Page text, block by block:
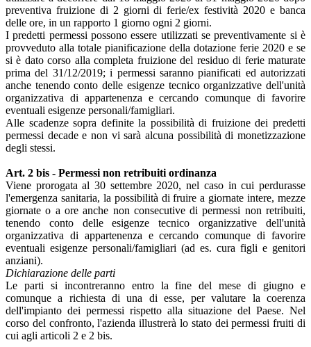
preventiva fruizione di 2 giorni di ferie/ex festività 2020 e banca
delle ore, in un rapporto 1 giorno ogni 2 giorni.
I predetti permessi possono essere utilizzati se preventivamente si è
provveduto alla totale pianificazione della dotazione ferie 2020 e se
si è dato corso alla completa fruizione del residuo di ferie maturate
prima del 31/12/2019; i permessi saranno pianificati ed autorizzati
anche tenendo conto delle esigenze tecnico organizzative dell'unità
organizzativa di appartenenza e cercando comunque di favorire
eventuali esigenze personali/famigliari.
Alle scadenze sopra definite la possibilità di fruizione dei predetti
permessi decade e non vi sarà alcuna possibilità di monetizzazione
degli stessi.
Art. 2 bis - Permessi non retribuiti ordinanza
Viene prorogata al 30 settembre 2020, nel caso in cui perdurasse
l'emergenza sanitaria, la possibilità di fruire a giornate intere, mezze
giornate o a ore anche non consecutive di permessi non retribuiti,
tenendo conto delle esigenze tecnico organizzative dell'unità
organizzativa di appartenenza e cercando comunque di favorire
eventuali esigenze personali/famigliari (ad es. cura figli e genitori
anziani).
Dichiarazione delle parti
Le parti si incontreranno entro la fine del mese di giugno e
comunque a richiesta di una di esse, per valutare la coerenza
dell'impianto dei permessi rispetto alla situazione del Paese. Nel
corso del confronto, l'azienda illustrerà lo stato dei permessi fruiti di
cui agli articoli 2 e 2 bis.